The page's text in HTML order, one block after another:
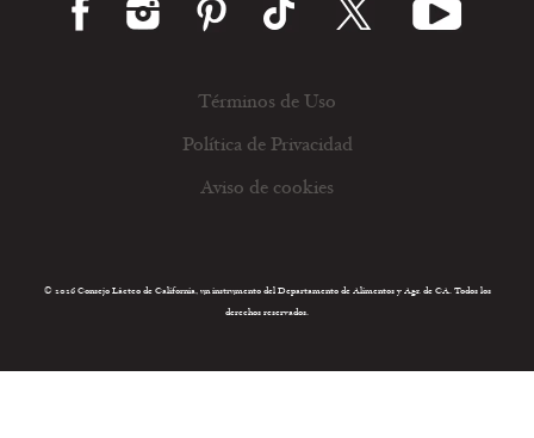
Términos de Uso
Política de Privacidad
Aviso de cookies
© 2026 Consejo Lácteo de California, un instrumento del Departamento de Alimentos y Agr. de CA. Todos los
derechos reservados.